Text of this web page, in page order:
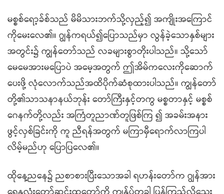
မစ္စစ်ရော့ခ်စ်သည် မိမိသားဘက်သို့လှည့်၍ အကျိုးအကြောင်
ကိုမေးလေ၏။ ဂျွန်ကရယ်၍ပြောသည်မှာ လွန်ခဲ့သောနှစ်များ
အတွင်း၌ ကျွန်တော်သည် လခများစွာတိုးပါသည်။ သို့သော်
မေမေအားမပြောပဲ အမေ့အတွက် ဤအိမ်ကလေးကိုဆောက်
ပေးဖို့ လုံလောက်သည်အထိပိုက်ဆံစုထားပါသည်။ ကျွန်တော်
တို့၏သာသနာနယ်ဘုန်း တော်ကြီးနှင့်တကွ မစ္စတာနှင့် မစ္စစ်
ဂေနက်တို့လည်း အကြံတူညာဏ်တူဖြစ်ကြ ၍ အခမ်းအနား
ဖွင့်လှစ်ခြင်းကို ကူ ညီရန်အတွက် မကြာမှီရောက်လာကြပါ
လိမ့်မည်ဟု ပြောပြလေ၏။
ထိုနေ့ညနေ၌ ညစာစားပြီးသောအခါ ရဟန်းတော်က ဂျွန်အား